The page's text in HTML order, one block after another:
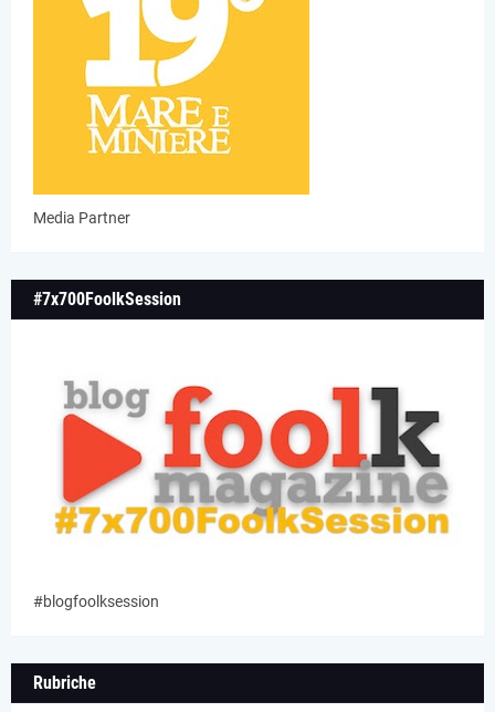
Media Partner
#7x700FoolkSession
#blogfoolksession
Rubriche